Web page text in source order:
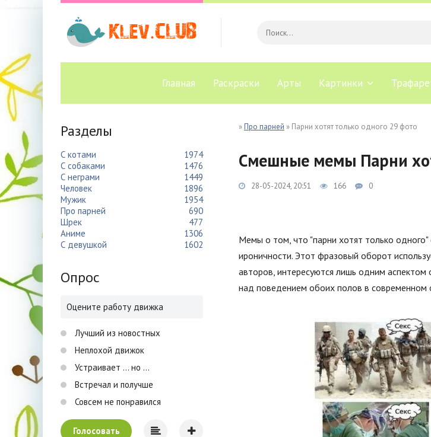
Главная Раскраски Арты Картинки
»Про парней » Парни хотят только одного 29 фото
Смешные мемы Парни
28-05-2024, 20:51 166 0
Мемы о том, что "парни хотят только
ироничности. Этот фразовый оборот
авторов, интересуются лишь одним
над поведением обоих полов в современном
Разделы
С котами
1974
С собаками
1476
С неграми
1449
Человек
1896
Мужик
1954
Про парней
690
Шрек
477
Аниме
1306
С девушкой
1602
Опрос
Оцените работу движка
Лучший из новостных
Неплохой движок
Устраивает ... но ...
Встречал и получше
Совсем не понравился
Голосовать